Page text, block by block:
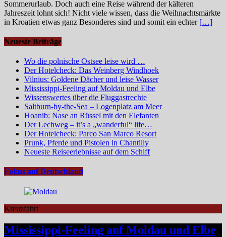
Sommerurlaub. Doch auch eine Reise während der kälteren
Jahreszeit lohnt sich! Nicht viele wissen, dass die Weihnachtsmärkte
in Kroatien etwas ganz Besonderes sind und somit ein echter […]
Neueste Beiträge
Wo die polnische Ostsee leise wird …
Der Hotelcheck: Das Weinberg Windhoek
Vilnius: Goldene Dächer und leise Wasser
Mississippi-Feeling auf Moldau und Elbe
Wissenswertes über die Fluggastrechte
Saltburn-by-the-Sea – Logenplatz am Meer
Hoanib: Nase an Rüssel mit den Elefanten
Der Lechweg – it’s a „wanderful“ life…
Der Hotelcheck: Parco San Marco Resort
Prunk, Pferde und Pistolen in Chantilly
Neueste Reiseerlebnisse auf dem Schiff
Fokus auf Deutschland
Kreuzfahrt
Mississippi-Feeling auf Moldau und Elbe